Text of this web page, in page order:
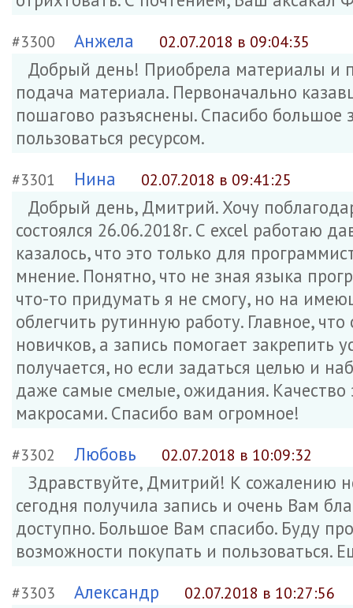
#3300 Анжела 02.07.2018 в 09:04:35
Добрый день! Приобрела материалы и
подача материала. Первоначально
пошагово разъяснены. Спасибо
пользоваться ресурсом.
#3301 Нина 02.07.2018 в 09:41:25
Добрый день, Дмитрий. Хочу
состоялся 26.06.2018г. С excel работаю
казалось, что это только для
мнение. Понятно, что не зная языка
что-то придумать я не смогу, но на
облегчить рутинную работу. Главное,
новичков, а запись помогает закрепить
получается, но если задаться целью и
даже самые смелые, ожидания.
макросами. Спасибо вам огромное!
#3302 Любовь 02.07.2018 в 10:09:32
Здравствуйте, Дмитрий! К сожалению
сегодня получила запись и очень Вам
доступно. Большое Вам спасибо. Буду
возможности покупать и пользоваться.
#3303 Александр 02.07.2018 в 10:27:56